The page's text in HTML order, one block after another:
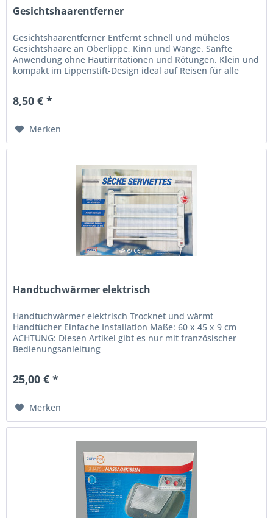
Gesichtshaarentferner
Gesichtshaarentferner Entfernt schnell und mühelos
Gesichtshaare an Oberlippe, Kinn und Wange. Sanfte
Anwendung ohne Hautirritationen und Rötungen. Klein und
kompakt im Lippenstift-Design ideal auf Reisen für alle
8,50 € *
Merken
Handtuchwärmer elektrisch
Handtuchwärmer elektrisch Trocknet und wärmt
Handtücher Einfache Installation Maße: 60 x 45 x 9 cm
ACHTUNG: Diesen Artikel gibt es nur mit französischer
Bedienungsanleitung
25,00 € *
Merken